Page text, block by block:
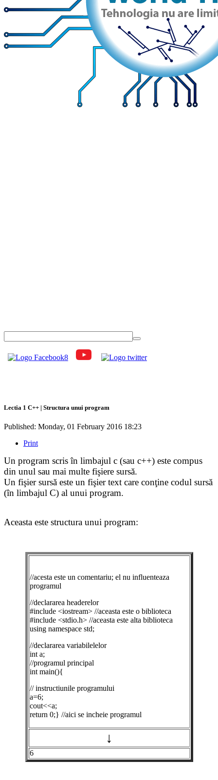
Lectia 1 C++ | Structura unui program
Published: Monday, 01 February 2016 18:23
Print
Un program scris în limbajul c (sau c++) este compus
din unul sau mai multe fişiere sursă.
Un fişier sursă este un fişier text care conţine codul sursă
(în limbajul C) al unui program.
Aceasta este structura unui program:
//acesta este un comentariu; el nu influenteaza
programul
//declararea headerelor
#include <iostream> //aceasta este o biblioteca
#include <stdio.h> //aceasta este alta biblioteca
using namespace std;
//declararea variabilelelor
int a;
//programul principal
int main(){
// instructiunile programului
a=6;
cout<<a;
return 0;} //aici se incheie programul
↓
6